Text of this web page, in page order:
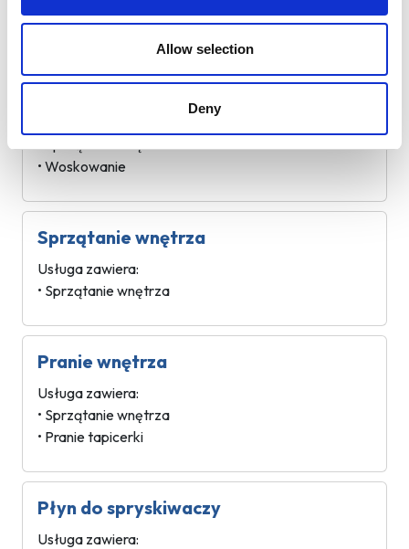
Allow selection
Deny
Komplet z woskowaniem
• Sprzątanie wnętrza
• Woskowanie
Sprzątanie wnętrza
Usługa zawiera:
• Sprzątanie wnętrza
Pranie wnętrza
Usługa zawiera:
• Sprzątanie wnętrza
• Pranie tapicerki
Płyn do spryskiwaczy
Usługa zawiera: